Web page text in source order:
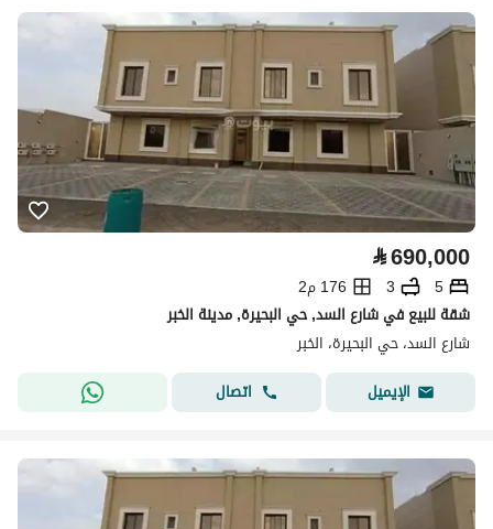
⃁690,000
5
3
176 م2
شقة للبيع في شارع السد, حي البحيرة, مدينة الخبر
شارع السد، حي البحيرة، الخبر
الإيميل
اتصال